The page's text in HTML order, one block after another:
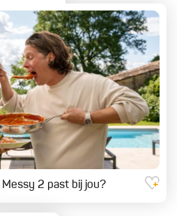
2 past bij jou?